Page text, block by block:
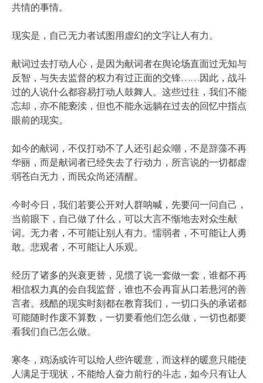
共情的事情。
现实是，自己无力者试图用虚幻的文字让人有力。
献词过去打动人心，是因为献词者在舆论场直面过无知与
反智，与失去监督的权力有过正面的交锋……因此，战斗
过的人说什么都容易打动人鼓舞人。这些过往，我们不能
忘却，亦不能亵渎，但也不能永远躺在过去的回忆中指点
眼前的现实。
如今的献词，不仅打动不了人还引起众嘲，不是辞藻不再
华丽，而是献词者已经失去了行动力，所言说的一切都虚
弱苍白无力，而民众尚还清醒。
今时今日，我们若要公开对人群呐喊，先要问一问自己，
当前眼下，自己做了什么，可以大言不惭地去对众生献
词。无力者，不可能让别人有力。懦弱者，不可能让人勇
敢。悲观者，不可能让人乐观。
经历了诸多的兴衰更替，见惯了说一套做一套，谁都不再
相信权力真的会自我监督，谁也不会再盲从口若悬河的善
言者。残酷的现实时刻都在教育我们，一切口头的承诺都
可能随时作废不算数，一切要看他们怎么做，一切也都要
看我们自己怎么做。
寒冬，鸡汤或许可以给人些许暖意，而这样的暖意只能使
人满足于现状，不能给人奋力前行的斗志，如今只有让人